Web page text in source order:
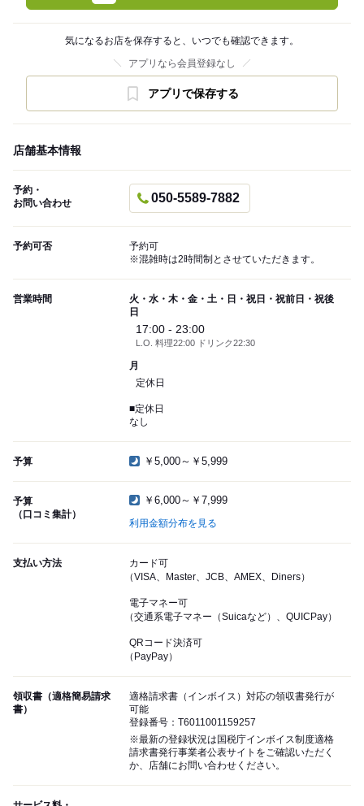
気になるお店を保存すると、いつでも確認できます。
アプリなら会員登録なし
アプリで保存する
店舗基本情報
予約・
お問い合わせ
050-5589-7882
予約可否
予約可
※混雑時は2時間制とさせていただきます。
営業時間
火・水・木・金・土・日・祝日・祝前日・祝後
日
17:00 - 23:00
L.O. 料理22:00 ドリンク22:30
月
定休日
■定休日
なし
予算 ￥5,000～￥5,999
予算
（口コミ集計）
￥6,000～￥7,999
利用金額分布を見る
支払い方法
カード可
（VISA、Master、JCB、AMEX、Diners）
電子マネー可
（交通系電子マネー（Suicaなど）、QUICPay）
QRコード決済可
（PayPay）
領収書（適格簡易請求
書）
適格請求書（インボイス）対応の領収書発行が
可能
登録番号：T6011001159257
※最新の登録状況は国税庁インボイス制度適格
請求書発行事業者公表サイトをご確認いただく
か、店舗にお問い合わせください。